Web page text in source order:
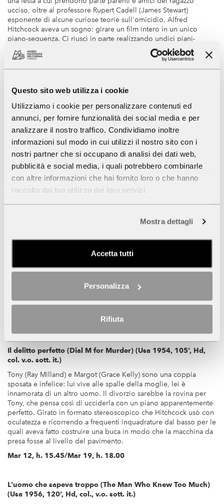
Questo sito web utilizza i cookie
Utilizziamo i cookie per personalizzare contenuti ed
annunci, per fornire funzionalità dei social media e per
analizzare il nostro traffico. Condividiamo inoltre
informazioni sul modo in cui utilizzi il nostro sito con i
nostri partner che si occupano di analisi dei dati web,
pubblicità e social media, i quali potrebbero combinarle
con altre informazioni che hai fornito loro o che hanno
raccolto dal tuo utilizzo dei loro servizi.
Mostra dettagli
Accetta tutti
Personalizza
Rifiuta
ucciso, oltre al professore Rupert Cadell (James Stewart)
esponente di alcune curiose teorie sull'omicidio. Alfred
Hitchcock aveva un sogno: girare un film intero in un unico
piano-sequenza. Ci riuscì in parte realizzando undici piani-
sequenza spesso collegati come se non ci fosse un reale stacco.
Lun 4, h. 18.30/Sab 16, h. 20.45
Gli uccelli (Birds) (Usa 1963, 120’, Hd, b/n, v.o. sott. it.)
Melania Daniels raggiunge la deliziosa Bodega Bay per rivedere
Mitch Brenner, di cui si è innamorata dopo un fugace incontro a
San Francisco. Qui viene aggredita da un gabbiano. Si tratta solo
del primo caso: Bodega Bay verrà presa d’assalto da volatili
sempre più aggressivi e minacciosi. Riflessione pessimista,
apocalittica. È la più grave accusa contro la nostra società
materialista, alla quale non accorda che poche speranze prima
della catastrofe.
Lun 11, h. 18.15/Ven 15, h. 16.00
L’altro uomo (Strangers on a Train) (Usa 1951, 101’, b/n, v.o.
Durante un viaggio in treno, il campione di tennis Guy Haines
(Farley Granger) e Bruno Anthony (Robert Walker), un miliardario
secondo propone al primo un folle scambio di favori: Bruno
odiato genitore. Tratto da un romanzo di Patricia Highsmith e
cinematografica con Hitchcock.
Lun 11, h. 20.45/Lun 18, h. 18.30
Il delitto perfetto (Dial M for Murder) (Usa 1954, 105’, Hd,
col. v.o. sott. it.)
Tony (Ray Milland) e Margot (Grace Kelly) sono una coppia
sposata e infelice: lui vive alle spalle della moglie, lei è
innamorata di un altro uomo. Il divorzio sarebbe la rovina per
Tony, che pensa così di ucciderla con un piano apparentemente
perfetto. Girato in formato stereoscopico che Hitchcock usò con
oculatezza e ricorrendo a frequenti inquadrature dal basso per le
quali aveva fatto costruire una buca in modo che la macchina da
presa fosse al livello del pavimento.
Mar 12, h. 15.45/Mar 19, h. 18.00
L'uomo che sapeva troppo (The Man Who Knew Too Much)
(Usa 1956, 120’, Hd, col., v.o. sott. it.)